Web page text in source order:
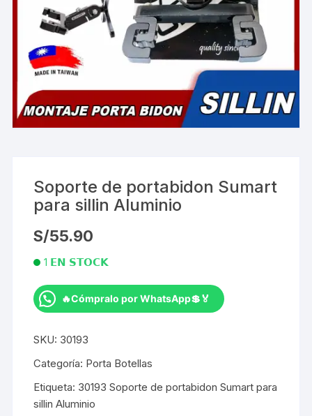
Soporte de portabidon Sumart
para sillin Aluminio
S/55.90
1 𝗘𝗡 𝗦𝗧𝗢𝗖𝗞
Soporte
portabidon
Sumart
sillin
Aluminio
🔥Cómpralo por WhatsApp💲🏅
SKU: 30193
Categoría: Porta Botellas
Etiqueta: 30193 Soporte de portabidon Sumart para
sillin Aluminio